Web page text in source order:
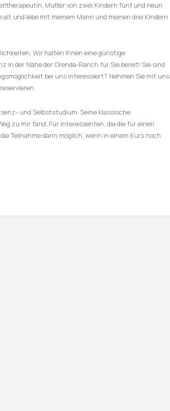
Mutter von zwei Kindern fünf und neun
und lebe mit meinem Mann und meinen drei Kindern
Wir halten Ihnen eine günstige
der Nähe der Orenda-Ranch für Sie bereit! Sie sind
bei uns interessiert? Nehmen Sie mit uns
und Selbststudium. Seine klassische
zu mir fand. Für Interessenten, die die für einen
Teilnahme dann möglich, wenn in einem Kurs noch